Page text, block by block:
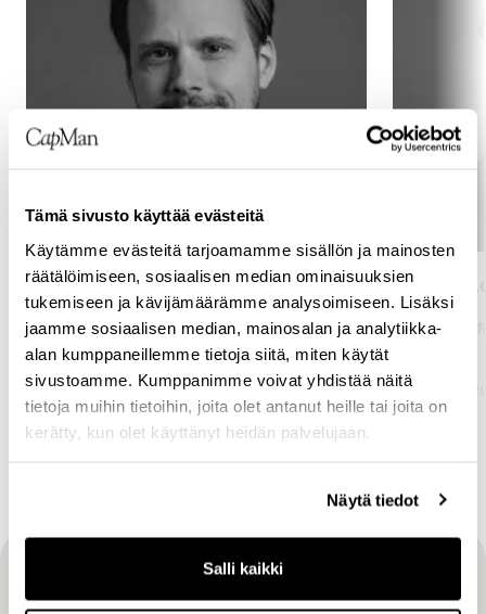
Tämä sivusto käyttää evästeitä
Käytämme evästeitä tarjoamamme sisällön ja mainosten
räätälöimiseen, sosiaalisen median ominaisuuksien
tukemiseen ja kävijämäärämme analysoimiseen. Lisäksi
jaamme sosiaalisen median, mainosalan ja analytiikka-
alan kumppaneillemme tietoja siitä, miten käytät
sivustoamme. Kumppanimme voivat yhdistää näitä
tietoja muihin tietoihin, joita olet antanut heille tai joita on
kerätty, kun olet käyttänyt heidän palvelujaan.
Näytä tiedot
Salli kaikki
Antti Karppinen
Managing Partner, Buyout
Buyout
KATSO PROFIILI
Joonas
Investment
KATSO
Tilaa CapManin uutiset, pörssitiedotteet ja muut